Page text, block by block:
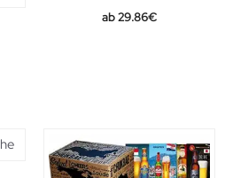
Original
29.86€Current